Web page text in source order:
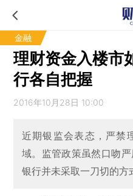
金融
理财资金入楼市
行各自把握
2016年10月28日 10:00
近期银监会表态，严禁
域。监管政策虽然口吻
银行并未采取一刀切的方